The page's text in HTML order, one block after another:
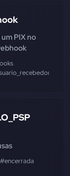
PIX no
#encerrada